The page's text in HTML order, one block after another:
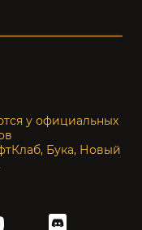
у официальных
Бука, Новый